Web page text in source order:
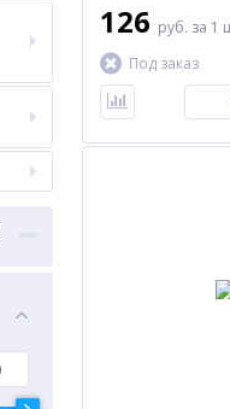
126 руб. за 1
Под заказ